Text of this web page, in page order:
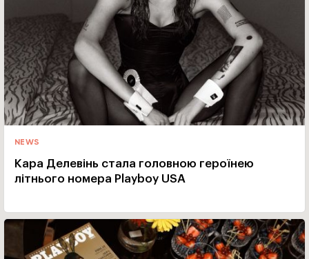
NEWS
Кара Делевінь стала головною героїнею
літнього номера Playboy USA